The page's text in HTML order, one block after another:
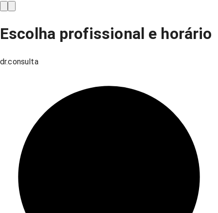
Escolha profissional e horário
dr.consulta